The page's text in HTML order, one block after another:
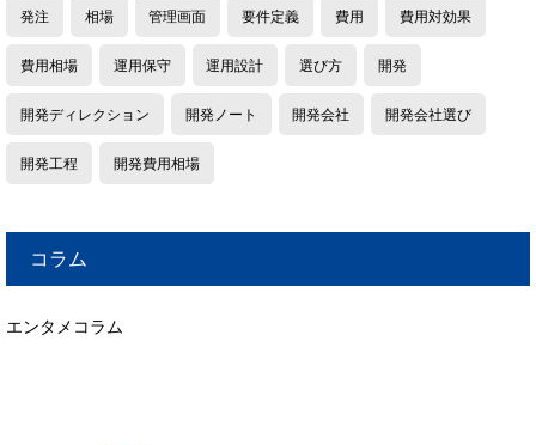
発注 相場 管理画面 要件定義 費用 費用対効果
費用相場 運用保守 運用設計 選び方 開発
開発ディレクション 開発ノート 開発会社 開発会社選び
開発工程 開発費用相場
コラム
エンタメコラム